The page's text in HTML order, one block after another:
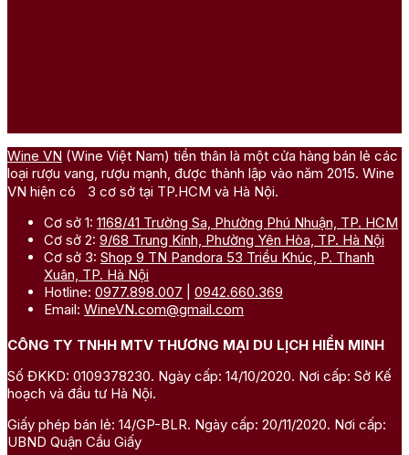
Wine VN (Wine Việt Nam) tiền thân là một cửa hàng bán lẻ các
loại rượu vang, rượu mạnh, được thành lập vào năm 2015. Wine
VN hiện có 3 cơ sở tại TP.HCM và Hà Nội.
Cơ sở 1: 1168/41 Trường Sa, Phường Phú Nhuận, TP. HCM
Cơ sở 2: 9/68 Trung Kính, Phường Yên Hòa, TP. Hà Nội
Cơ sở 3: Shop 9 TN Pandora 53 Triều Khúc, P. Thanh
Xuân, TP. Hà Nội
Hotline: 0977.898.007
0942.660.369
Email: WineVN.com@gmail.com
CÔNG TY TNHH MTV THƯƠNG MẠI DU LỊCH HIỀN MINH
Số ĐKKD: 0109378230. Ngày cấp: 14/10/2020. Nơi cấp: Sở Kế
hoạch và đầu tư Hà Nội.
Giấy phép bán lẻ: 14/GP-BLR. Ngày cấp: 20/11/2020. Nơi cấp:
UBND Quận Cầu Giấy